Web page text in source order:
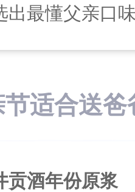
出最懂父亲口
适合送爸
贡酒年份原浆